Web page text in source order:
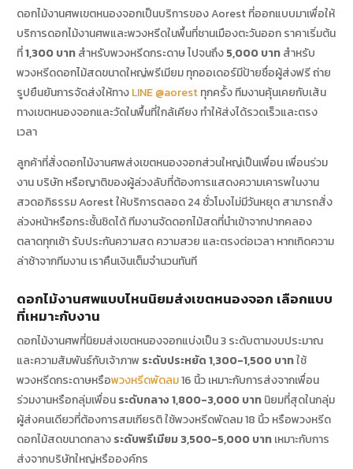
ดอกไม้งานศพเขตหนองจอกเป็นบริการของ Aorest ที่ออกแบบมาเพื่อให้
บริการดอกไม้งานศพและพวงหรีดในพื้นที่ชานเมืองตะวันออก ราคาเริ่มต้น
ที่1,300 บาทสำหรับพวงหรีดกระดาษ ไปจนถึง5,000 บาทสำหรับ
พวงหรีดดอกไม้สดขนาดใหญ่พรีเมียม ทุกออเดอร์มีป้ายชื่อผู้ส่งฟรี ถ่าย
รูปยืนยันการจัดส่งให้ทางLINE @aorestทุกครั้ง ทีมงานคุ้นเคยกับเส้น
ทางเขตหนองจอกและวัดในพื้นที่ใกล้เคียง ทำให้ส่งได้รวดเร็วและตรง
เวลา
ลูกค้าที่สั่งดอกไม้งานศพส่งเขตหนองจอกส่วนใหญ่เป็นเพื่อน เพื่อนร่วม
งาน บริษัท หรือญาติของผู้ล่วงลับที่ต้องการแสดงความเคารพในงาน
สวดอภิธรรม Aorest ให้บริการตลอด 24 ชั่วโมงไม่มีวันหยุด สามารถสั่ง
ล่วงหน้าหรือกระชั้นชิดได้ ทีมงานจัดดอกไม้สดที่นำเข้าจากปากคลอง
ตลาดทุกเช้า รับประกันความสด ความสวย และตรงต่อเวลา หากเกิดความ
ล่าช้าจากทีมงาน เราคืนเงินเต็มจำนวนทันที
ดอกไม้งานศพแบบไหนนิยมส่งเขตหนองจอก เลือกแบบ
ที่เหมาะกับงาน
ดอกไม้งานศพที่นิยมส่งเขตหนองจอกแบ่งเป็น 3 ระดับตามงบประมาณ
และความสัมพันธ์กับเจ้าภาพ ระดับประหยัด 1,300-1,500 บาทใช้
พวงหรีดกระดาษหรือพวงหรีดพัดลม16 นิ้ว เหมาะกับการส่งจากเพื่อน
ร่วมงานหรือกลุ่มเพื่อนระดับกลาง 1,800-3,000 บาทนิยมที่สุดในกลุ่ม
ผู้ส่งคนเดียวที่ต้องการสมเกียรติ ใช้พวงหรีดพัดลม 18 นิ้ว หรือพวงหรีด
ดอกไม้สดขนาดกลางระดับพรีเมียม 3,500-5,000 บาทเหมาะกับการ
ส่งจากบริษัทใหญ่หรือองค์กร